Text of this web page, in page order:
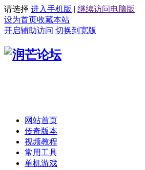
请选择 进入手机版 | 继续访问电脑版
设为首页收藏本站
开启辅助访问 切换到宽版
网站首页
传奇版本
视频教程
常用工具
单机游戏